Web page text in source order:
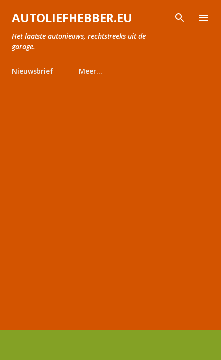
Doorgaan naar hoofdcontent
AUTOLIEFHEBBER.EU
Het laatste autonieuws, rechtstreeks uit de
garage.
Nieuwsbrief Meer…